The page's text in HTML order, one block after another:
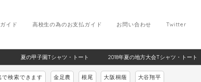
Twitter
お問い合わせ
高校生の為のお支払ガイド
イド
夏の甲子園Tシャツ・トート 2018年夏の地方大会Tシャツ・トート
で検索できます 金足農 根尾 大阪桐蔭 大谷翔平